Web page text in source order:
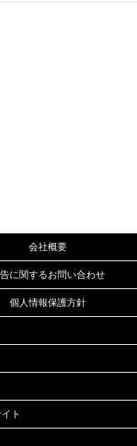
会社概要
に関するお問い合わせ
個人情報保護方針
ト